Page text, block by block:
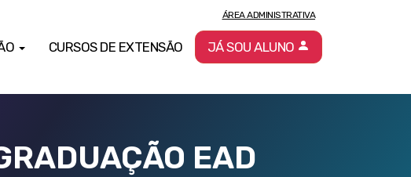
CURSOS DE EXTENSÃO
ÁREA ADMINISTRATIVA
JÁ SOU ALUNO
EAD